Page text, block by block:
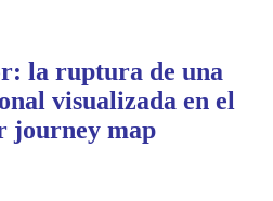
la ruptura de una
visualizada en el
journey map